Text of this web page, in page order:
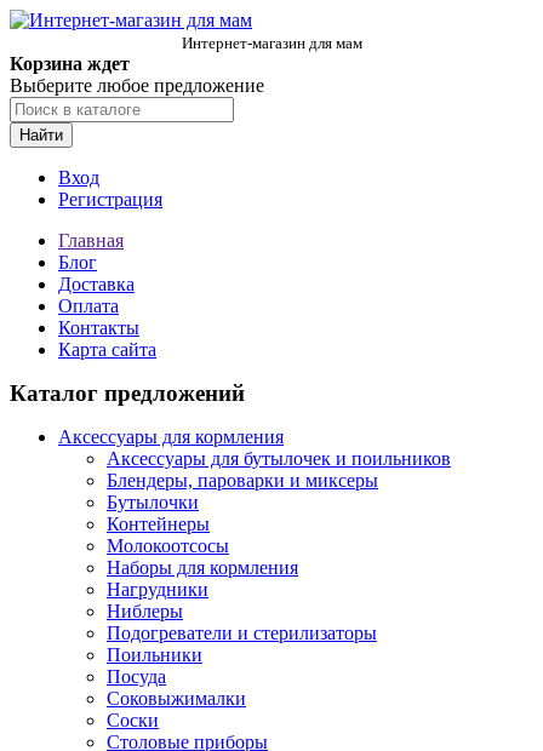
Интернет-магазин для мам
Корзина ждет
Выберите любое предложение
Найти
Вход
Регистрация
Главная
Блог
Доставка
Оплата
Контакты
Карта сайта
Каталог предложений
Аксессуары для кормления
Аксессуары для бутылочек и поильников
Блендеры, пароварки и миксеры
Бутылочки
Контейнеры
Молокоотсосы
Наборы для кормления
Нагрудники
Ниблеры
Подогреватели и стерилизаторы
Поильники
Посуда
Соковыжималки
Соски
Столовые приборы